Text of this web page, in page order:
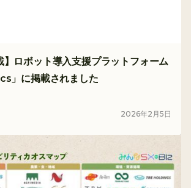
】ロボット導入支援プラットフォーム
」に掲載されました
2026年2 月5 日